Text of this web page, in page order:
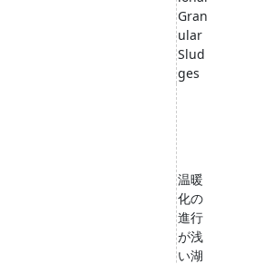
Gran
ular
Slud
ges
温暖
化の
進行
が浅
い湖